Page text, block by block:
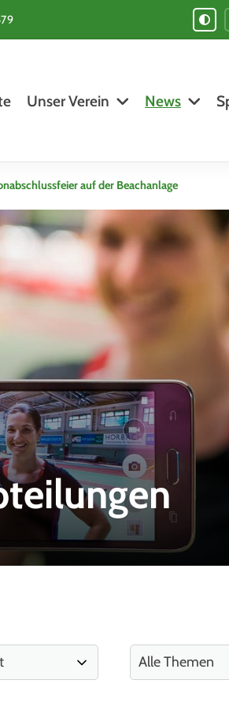
Unser Verein News
auf der Beachanlage